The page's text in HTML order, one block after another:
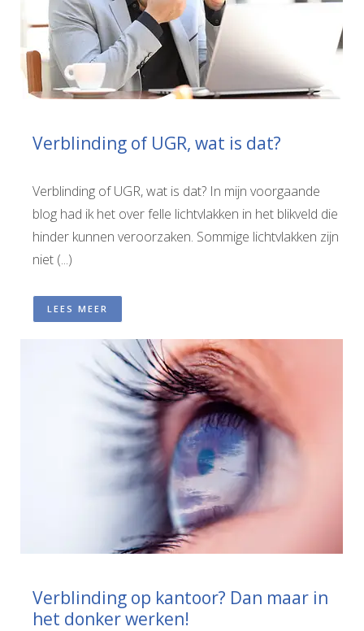
Verblinding of UGR, wat is dat?
Verblinding of UGR, wat is dat? In mijn voorgaande
blog had ik het over felle lichtvlakken in het blikveld die
hinder kunnen veroorzaken. Sommige lichtvlakken zijn
niet (...)
LEES MEER
Verblinding op kantoor? Dan maar in
het donker werken!